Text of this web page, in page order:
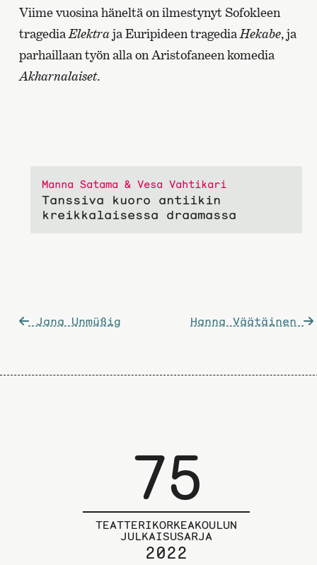
Viime vuosina häneltä on ilmestynyt Sofokleen
tragedia Elektraja Euripideen tragedia Hekabe, ja
parhaillaan työn alla on Aristofaneen komedia
Akharnalaiset.
Manna Satama & Vesa Vahtikari
Tanssiva kuoro antiikin
kreikkalaisessa draamassa
Artikkelien Hanna Väätäinen
Jana Unmüßig
75
TEATTERIKORKEAKOULUN
JULKAISUSARJA
2022